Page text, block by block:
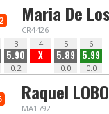
Maria De
CR4426
3
5.90
0.2
4
X
5
5.89
0.0
6
5.99
0.0
Raquel
MA1792